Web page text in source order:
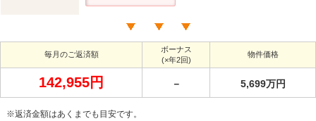
毎月のご返済額
ボーナス
(×年2回)
物件価格
142,955円 － 5,699万円
※返済金額はあくまでも目安です。